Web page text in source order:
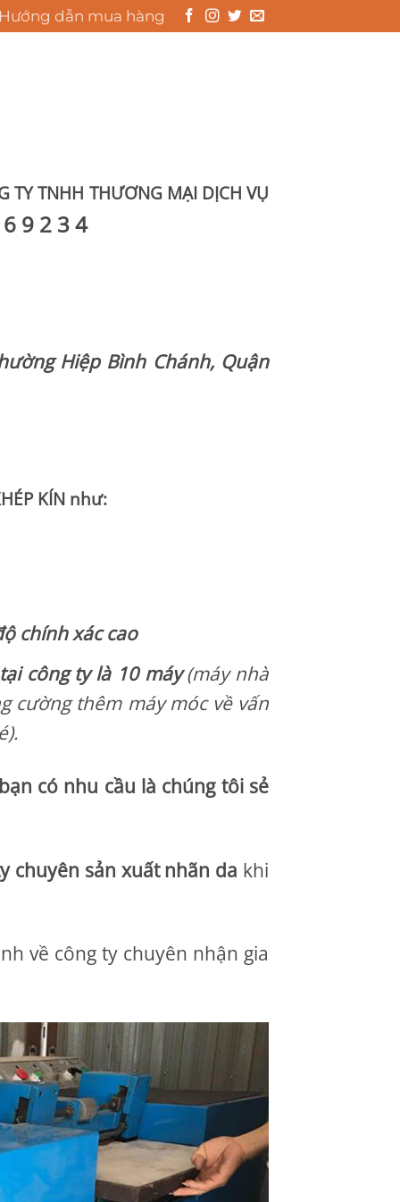
dẫn mua hàng
TY TNHH THƯƠNG MẠI DỊCH VỤ
9 2 3 4
Hiệp Bình Chánh, Quận
KÍN như:
chính xác cao
công ty là 10 máy(máy nhà
cường thêm máy móc về vấn
có nhu cầu là chúng tôi sẻ
chuyên sản xuất nhãn da khi
về công ty chuyên nhận gia